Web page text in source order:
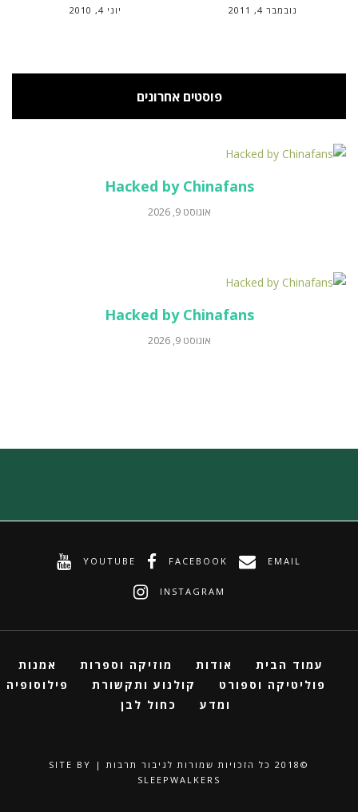
יוני 4, 2010 נובמבר 4, 2011
פוסטים אחרונים
Hacked by Chinafans
אוגוסט 9, 2026
Hacked by Chinafans
אוגוסט 9, 2026
EMAIL
FACEBOOK
YOUTUBE
INSTAGRAM
עמוד הבית אודות מוזיקה וספרות
אמנות
פוליטיקה וספורט
קולנוע ותקשורת
פילוסופיה
ומדע
כחול לבן
©2018 ‏כל הזכויות שמורות לגיבור תרבות | SITE BY
SLEEPWALKERS